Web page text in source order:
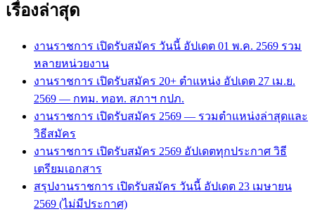
เรื่องล่าสุด
งานราชการ เปิดรับสมัคร วันนี้ อัปเดต 01 พ.ค. 2569 รวม
หลายหน่วยงาน
งานราชการ เปิดรับสมัคร 20+ ตำแหน่ง อัปเดต 27 เม.ย.
2569 — กทม. ทอท. สภาฯ กปภ.
งานราชการ เปิดรับสมัคร 2569 — รวมตำแหน่งล่าสุดและ
วิธีสมัคร
งานราชการ เปิดรับสมัคร 2569 อัปเดตทุกประกาศ วิธี
เตรียมเอกสาร
สรุปงานราชการ เปิดรับสมัคร วันนี้ อัปเดต 23 เมษายน
2569 (ไม่มีประกาศ)